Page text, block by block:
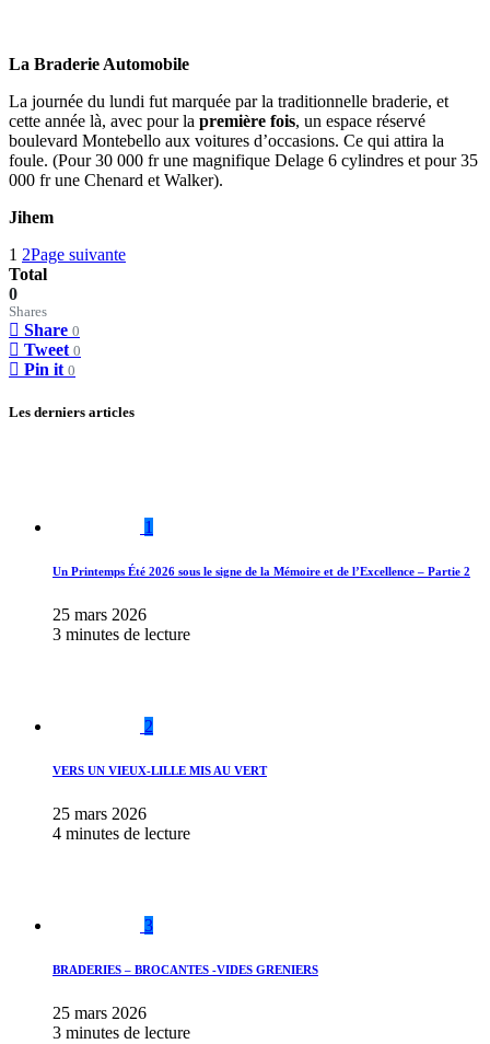
La Braderie Automobile
La journée du lundi fut marquée par la traditionnelle braderie, et
cette année là, avec pour la première fois, un espace réservé
boulevard Montebello aux voitures d’occasions. Ce qui attira la
foule. (Pour 30 000 fr une magnifique Delage 6 cylindres et pour 35
000 fr une Chenard et Walker).
Jihem
1 2Page suivante
Total
0
Shares
Share 0
Tweet 0
Pin it 0
Les derniers articles
1
Un Printemps Été 2026 sous le signe de la Mémoire et de l’Excellence – Partie 2
25 mars 2026
3 minutes de lecture
2
VERS UN VIEUX-LILLE MIS AU VERT
25 mars 2026
4 minutes de lecture
3
BRADERIES – BROCANTES -VIDES GRENIERS
25 mars 2026
3 minutes de lecture